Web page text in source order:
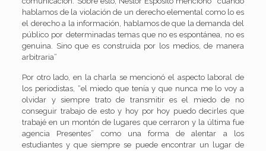
hablamos de la violación de un derecho elemental como lo es
el derecho a la información, hablamos de que la demanda del
público por determinadas temas que no es espontánea, no es
genuina. Sino que es construida por los medios, de manera
arbitraria”
Por otro lado, en la charla se mencionó el aspecto laboral de
los periodistas, “el miedo que tenía y que nunca me lo voy a
olvidar y siempre trato de transmitir es el miedo de no
conseguir trabajo de esto y hoy por hoy puedo decirles que
trabajé en un montón de lugares que cerraron y la última fue
agencia Presentes” como una forma de alentar a los
estudiantes y que siempre se puede encontrar un lugar de